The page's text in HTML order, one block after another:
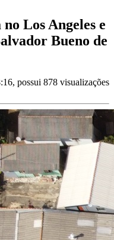
Los Angeles e
Bueno de
possui 878 visualizações